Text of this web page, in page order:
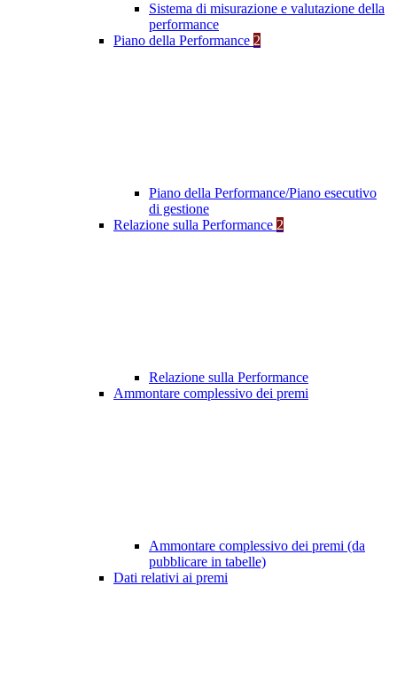
Sistema di misurazione e valutazione della
performance
Piano della Performance 2
Piano della Performance/Piano esecutivo
di gestione
Relazione sulla Performance 2
Relazione sulla Performance
Ammontare complessivo dei premi
Ammontare complessivo dei premi (da
pubblicare in tabelle)
Dati relativi ai premi